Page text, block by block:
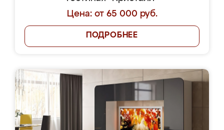
Цена: от 65 000 руб.
ПОДРОБНЕЕ